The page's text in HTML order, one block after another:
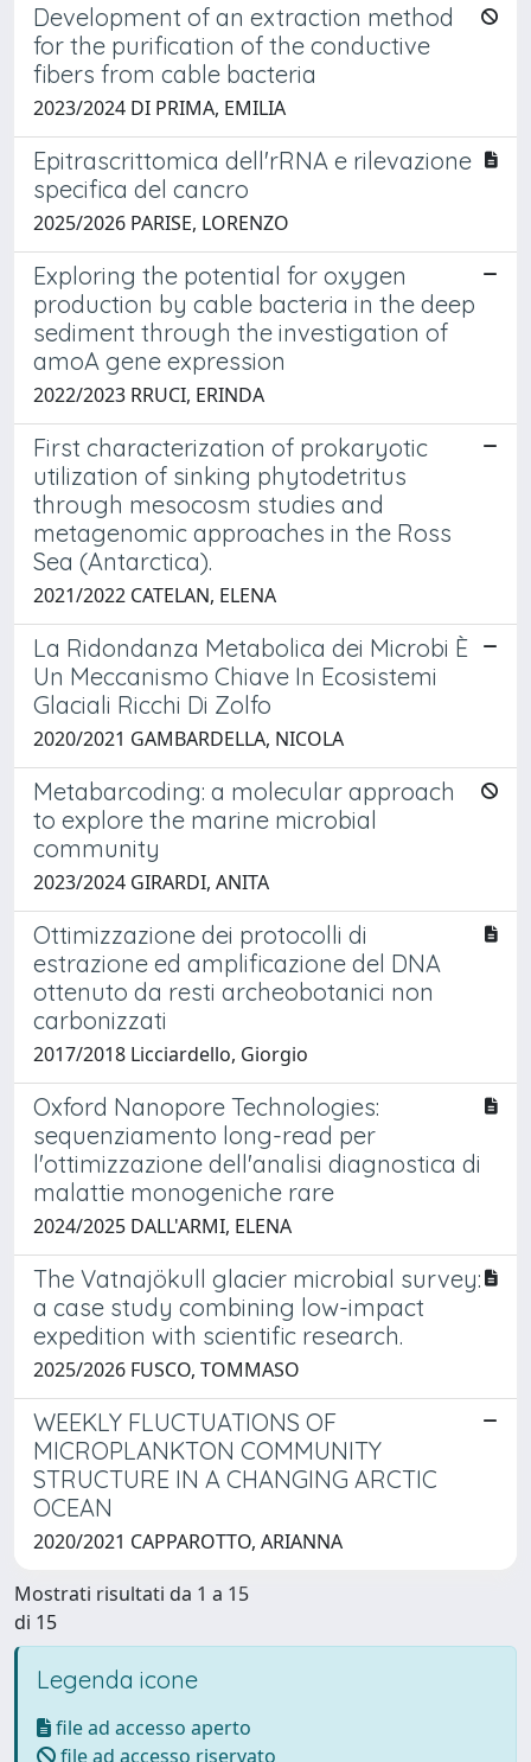
Development of an extraction method
for the purification of the conductive
fibers from cable bacteria
2023/2024 DI PRIMA, EMILIA
Epitrascrittomica dell'rRNA e rilevazione
specifica del cancro
2025/2026 PARISE, LORENZO
Exploring the potential for oxygen
production by cable bacteria in the deep
sediment through the investigation of
amoA gene expression
2022/2023 RRUCI, ERINDA
First characterization of prokaryotic
utilization of sinking phytodetritus
through mesocosm studies and
metagenomic approaches in the Ross
Sea (Antarctica).
2021/2022 CATELAN, ELENA
La Ridondanza Metabolica dei Microbi È
Un Meccanismo Chiave In Ecosistemi
Glaciali Ricchi Di Zolfo
2020/2021 GAMBARDELLA, NICOLA
Metabarcoding: a molecular approach
to explore the marine microbial
community
2023/2024 GIRARDI, ANITA
Ottimizzazione dei protocolli di
estrazione ed amplificazione del DNA
ottenuto da resti archeobotanici non
carbonizzati
2017/2018 Licciardello, Giorgio
Oxford Nanopore Technologies:
sequenziamento long-read per
l'ottimizzazione dell'analisi diagnostica di
malattie monogeniche rare
2024/2025 DALL'ARMI, ELENA
The Vatnajökull glacier microbial survey:
a case study combining low-impact
expedition with scientific research.
2025/2026 FUSCO, TOMMASO
WEEKLY FLUCTUATIONS OF
MICROPLANKTON COMMUNITY
STRUCTURE IN A CHANGING ARCTIC
OCEAN
2020/2021 CAPPAROTTO, ARIANNA
Mostrati risultati da 1 a 15
di 15
Legenda icone
file ad accesso aperto
file ad accesso riservato